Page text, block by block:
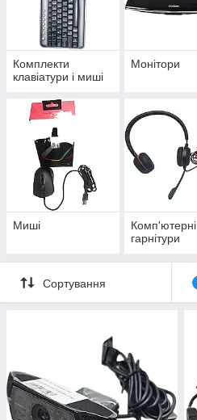
Комплекти
клавіатури і миші
Монітори
Миші
Комп'ютерні
гарнітури
Сортування